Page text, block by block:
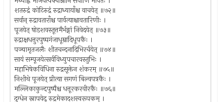
शतरुद्रं कोटिरुद्रं रुद्राध्यायाँश्च वाचयेत् ॥७२॥
सर्वान् रुद्रावताराँश्च पार्वत्याश्चावतारिणीः ।
पूजयेत् षोडशवस्तूत्तमैर्भङ्गां निवेदयेत् ॥७३॥
रुद्राक्षधत्तुरपुष्पगंजाधूम्रादिधूपकैः ।
पञ्चामृतजलैः शीतचन्दनादिभिरर्चयेत् ॥७४॥
सायं सम्पूजयेत्सर्वविध्युपचारवस्तुभिः ।
महाभिषेकविधिना रुद्रसूक्तेन शंकरम् ॥७५॥
निशीथे पूजयेत् प्रीत्या सगणं बिल्वपत्रकैः ।
मल्लिकाकुन्दपुष्पैश्च धत्तूरकरवीरकैः ॥७६॥
दुग्धेन स्नापयेद् रुद्रमेकादशस्वरूपकम् ।